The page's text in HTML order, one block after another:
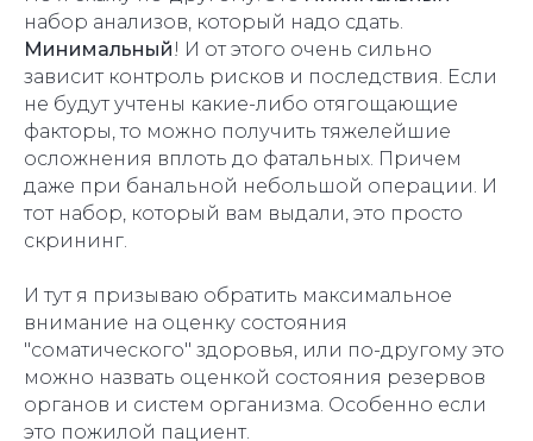
набор анализов, который надо сдать.
Минимальный! И от этого очень сильно
зависит контроль рисков и последствия. Если
не будут учтены какие-либо отягощающие
факторы, то можно получить тяжелейшие
осложнения вплоть до фатальных. Причем
даже при банальной небольшой операции. И
тот набор, который вам выдали, это просто
скрининг.
И тут я призываю обратить максимальное
внимание на оценку состояния
"соматического" здоровья, или по-другому это
можно назвать оценкой состояния резервов
органов и систем организма. Особенно если
это пожилой пациент.